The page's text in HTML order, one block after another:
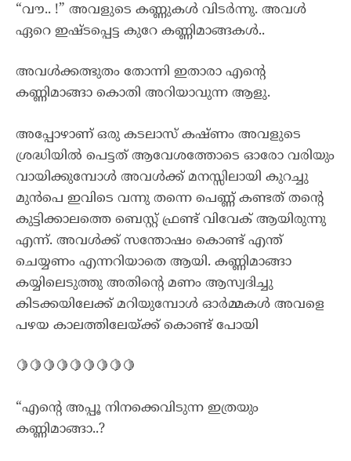
“വൗ.. !” അവളുടെ കണ്ണുകൾ വിടർന്നു. അവൾ
ഏറെ ഇഷ്ടപ്പെട്ട കുറേ കണ്ണിമാങ്ങകൾ..
അവൾക്കത്ഭുതം തോന്നി ഇതാരാ എന്റെ
കണ്ണിമാങ്ങാ കൊതി അറിയാവുന്ന ആളു.
അപ്പോഴാണ് ഒരു കടലാസ് കഷ്ണം അവളുടെ
ശ്രദ്ധിയിൽ പെട്ടത് ആവേശത്തോടെ ഓരോ വരിയും
വായിക്കുമ്പോൾ അവൾക്ക് മനസ്സിലായി കുറച്ചു
മുൻപെ ഇവിടെ വന്നു തന്നെ പെണ്ണ് കണ്ടത് തന്റെ
കുട്ടിക്കാലത്തെ ബെസ്റ്റ് ഫ്രണ്ട് വിവേക് ആയിരുന്നു
എന്ന്. അവൾക്ക് സന്തോഷം കൊണ്ട് എന്ത്
ചെയ്യണം എന്നറിയാതെ ആയി. കണ്ണിമാങ്ങാ
കയ്യിലെടുത്തു അതിന്റെ മണം ആസ്വദിച്ചു
കിടക്കയിലേക്ക് മറിയുമ്പോൾ ഓർമ്മകൾ അവളെ
പഴയ കാലത്തിലേയ്ക്ക് കൊണ്ട് പോയി
🍋🍋🍋🍋🍋🍋🍋🍋🍋
“എന്റെ അപ്പൂ നിനക്കെവിടുന്ന ഇത്രയും
കണ്ണിമാങ്ങാ..?